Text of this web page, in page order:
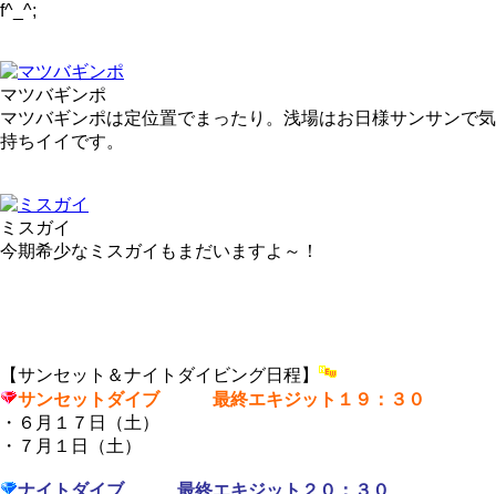
f^_^;
マツバギンポ
マツバギンポは定位置でまったり。浅場はお日様サンサンで気
持ちイイです。
ミスガイ
今期希少なミスガイもまだいますよ～！
【サンセット＆ナイトダイビング日程】
サンセットダイブ 最終エキジット１９：３０
・６月１７日（土）
・７月１日（土）